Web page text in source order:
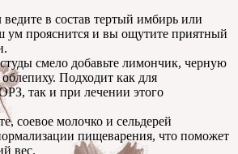
в состав тертый имбирь или
прояснится и вы ощутите приятный
смело добавьте лимончик, черную
Подходит как для
так и при лечении этого
соевое молочко и сельдерей
пищеварения, что поможет
вес.